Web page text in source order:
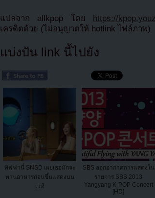
แปลจาก allkpop โดย https://
เครดิตด้วย (ไม่อนุญาตให้ hotlink ไฟล์ภาพ)
แบ่งปัน link นี้ไปยัง
ทิฟฟานี่ SNSD เผยเธอมักจะ
ทานอาหารก่อนขึ้นแสดงบน
เวที
SBS ออกอากาศการแสดงใน
รายการ SBS 2013
Yangyang K-POP Concert
[HD]